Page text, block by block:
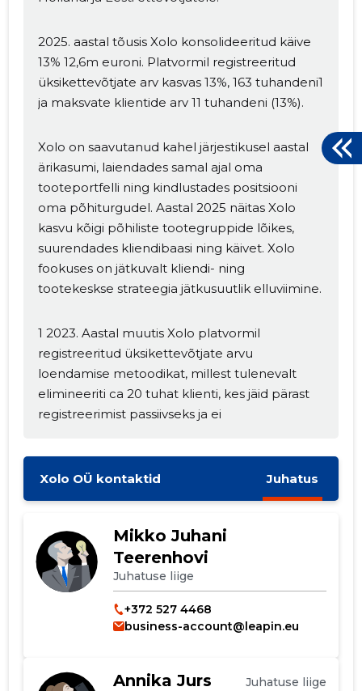
2025. aastal tõusis Xolo konsolideeritud käive
13% 12,6m euroni. Platvormil registreeritud
üksikettevõtjate arv kasvas 13%, 163 tuhandeni1
ja maksvate klientide arv 11 tuhandeni (13%).
Xolo on saavutanud kahel järjestikusel aastal
ärikasumi, laiendades samal ajal oma
tooteportfelli ning kindlustades positsiooni
oma põhiturgudel. Aastal 2025 näitas Xolo
kasvu kõigi põhiliste tootegruppide lõikes,
suurendades kliendibaasi ning käivet. Xolo
fookuses on jätkuvalt kliendi- ning
tootekeskse strateegia jätkusuutlik elluviimine.
1 2023. Aastal muutis Xolo platvormil
registreeritud üksikettevõtjate arvu
loendamise metoodikat, millest tulenevalt
elimineeriti ca 20 tuhat klienti, kes jäid pärast
registreerimist passiivseks ja ei
Xolo OÜ kontaktid Juhatus
Mikko Juhani
Teerenhovi
Juhatuse liige
+372 527 4468
business-account@leapin.eu
Annika Jurs Juhatuse liige